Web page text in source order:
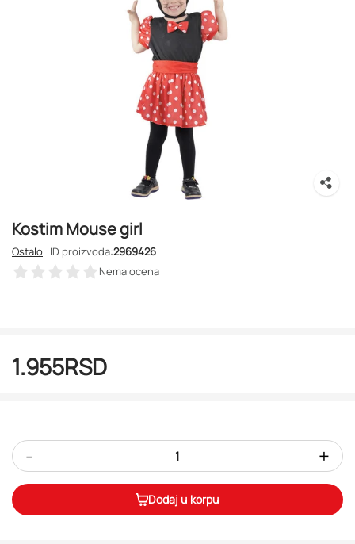
Kostim Mouse girl
Ostalo ID proizvoda:2969426
Nema ocena
1.955RSD
- +
Dodaj u korpu